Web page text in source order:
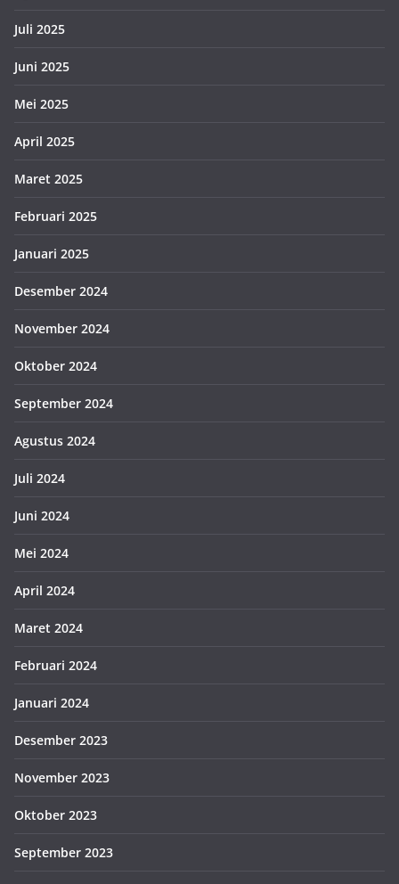
Juli 2025
Juni 2025
Mei 2025
April 2025
Maret 2025
Februari 2025
Januari 2025
Desember 2024
November 2024
Oktober 2024
September 2024
Agustus 2024
Juli 2024
Juni 2024
Mei 2024
April 2024
Maret 2024
Februari 2024
Januari 2024
Desember 2023
November 2023
Oktober 2023
September 2023